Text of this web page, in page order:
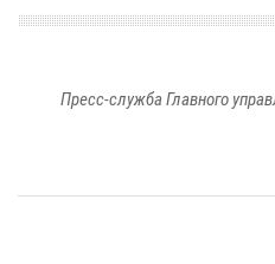
Пресс-служба Главного